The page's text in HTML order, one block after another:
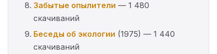
Забытые опылители — 1 480
скачиваний
Беседы об экологии (1975) — 1 440
скачиваний